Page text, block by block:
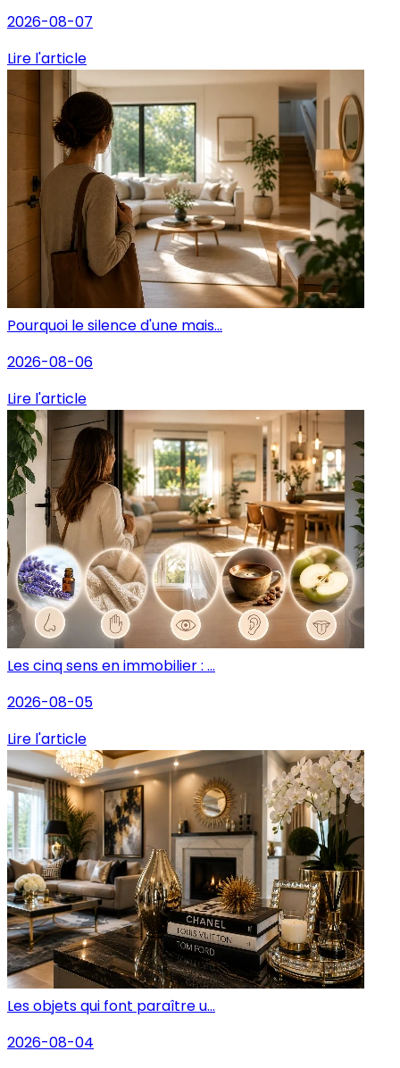
2026-08-07
Lire l'article
Pourquoi le silence d'une mais...
2026-08-06
Lire l'article
Les cinq sens en immobilier : ...
2026-08-05
Lire l'article
Les objets qui font paraître u...
2026-08-04